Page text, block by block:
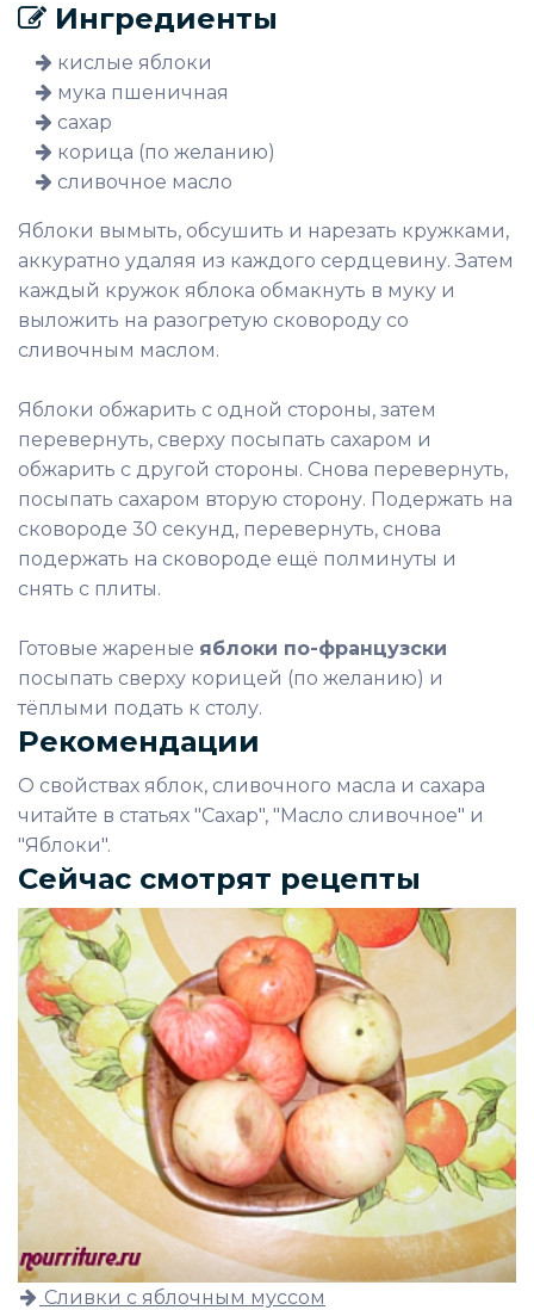
Ингредиенты
кислые яблоки
мука пшеничная
сахар
корица (по желанию)
сливочное масло
Яблоки вымыть, обсушить и нарезать кружками,
аккуратно удаляя из каждого сердцевину. Затем
каждый кружок яблока обмакнуть в муку и
выложить на разогретую сковороду со
сливочным маслом.
Яблоки обжарить с одной стороны, затем
перевернуть, сверху посыпать сахаром и
обжарить с другой стороны. Снова перевернуть,
посыпать сахаром вторую сторону. Подержать на
сковороде 30 секунд, перевернуть, снова
подержать на сковороде ещё полминуты и
снять с плиты.
Готовые жареные яблоки по-французски
посыпать сверху корицей (по желанию) и
тёплыми подать к столу.
Рекомендации
О свойствах яблок, сливочного масла и сахара
читайте в статьях "Сахар", "Масло сливочное" и
"Яблоки".
Сейчас смотрят рецепты
Сливки с яблочным муссом